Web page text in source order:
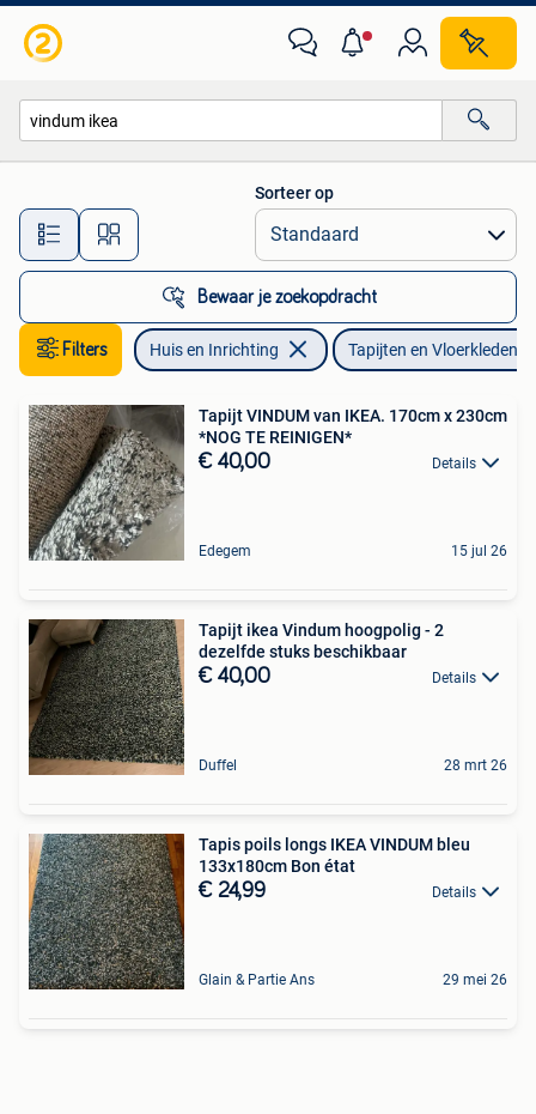
Alle afstanden…
Sorteer op
Bewaar je zoekopdracht
Filters Huis en Inrichting Tapijten en Vloerkleden
Tapijt VINDUM van IKEA. 170cm x 230cm
*NOG TE REINIGEN*
€ 40,00 Details
Edegem 15 jul 26
Tapijt ikea Vindum hoogpolig - 2
dezelfde stuks beschikbaar
€ 40,00 Details
Duffel 28 mrt 26
Tapis poils longs IKEA VINDUM bleu
133x180cm Bon état
€ 24,99 Details
Glain & Partie Ans 29 mei 26